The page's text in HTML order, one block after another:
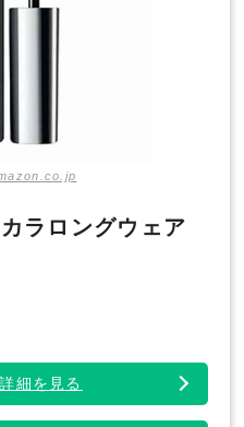
ラロングウェア
細を見る